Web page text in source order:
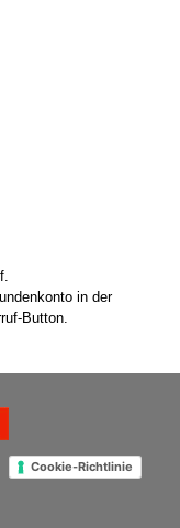
in der
Button.
Cookie-Richtlinie